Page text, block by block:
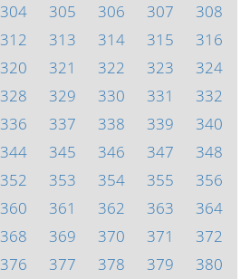
304 305 306 307
308
312 313 314 315
316
320 321 322 323
324
328 329 330 331
332
336 337 338 339
340
344 345 346 347
348
352 353 354 355
356
360 361 362 363
364
368 369 370 371
372
376 377 378 379 380